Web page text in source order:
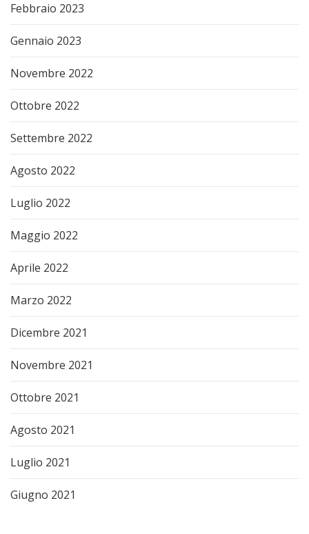
Febbraio 2023
Gennaio 2023
Novembre 2022
Ottobre 2022
Settembre 2022
Agosto 2022
Luglio 2022
Maggio 2022
Aprile 2022
Marzo 2022
Dicembre 2021
Novembre 2021
Ottobre 2021
Agosto 2021
Luglio 2021
Giugno 2021